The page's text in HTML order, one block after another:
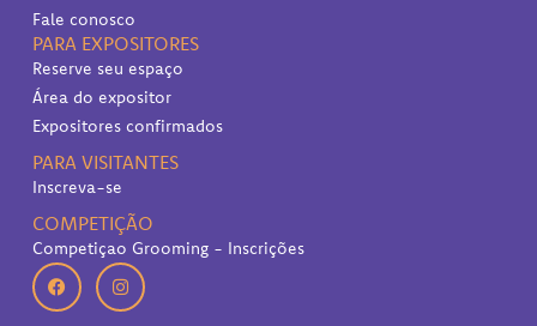
Fale conosco
PARA EXPOSITORES
Reserve seu espaço
Área do expositor
Expositores confirmados
PARA VISITANTES
Inscreva-se
COMPETIÇÃO
Competiçao Grooming - Inscrições